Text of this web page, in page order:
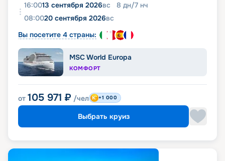
16:0013 сентября 2026вс 8 дн/7 нч
08:0020 сентября 2026вс
Вы посетите 4 страны:
MSC World Europa
КОМФОРТ
от 105 971 ₽ /чел +1 000
Выбрать круиз